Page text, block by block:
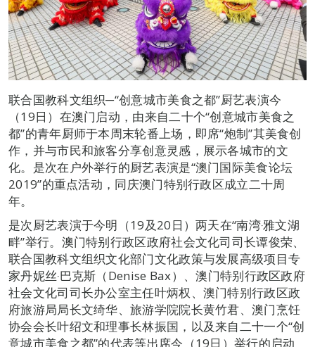
联合国教科文组织─“创意城市美食之都”厨艺表演今
（19日）在澳门启动，由来自二十个“创意城市美食之
都”的青年厨师于本周末轮番上场，即席“炮制”其美食创
作，并与市民和旅客分享创意灵感，展示各城市的文
化。是次在户外举行的厨艺表演是“澳门国际美食论坛
2019”的重点活动，同庆澳门特别行政区成立二十周
年。
是次厨艺表演于今明（19及20日）两天在“南湾‧雅文湖
畔”举行。澳门特别行政区政府社会文化司司长谭俊荣、
联合国教科文组织文化部门文化政策与发展高级项目专
家丹妮丝‧巴克斯（Denise Bax）、澳门特别行政区政府
社会文化司司长办公室主任叶炳权、澳门特别行政区政
府旅游局局长文绮华、旅游学院院长黄竹君、澳门烹饪
协会会长叶绍文和理事长林振国，以及来自二十一个“创
意城市美食之都”的代表等出席今（19日）举行的启动